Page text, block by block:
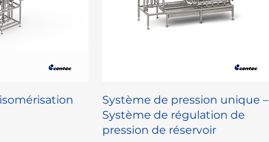
Système de pression unique –
Système de régulation de
pression de réservoir